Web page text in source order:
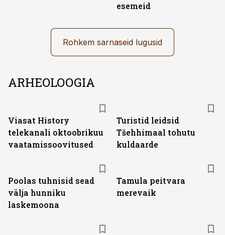
esemeid
Rohkem sarnaseid lugusid
ARHEOLOOGIA
Viasat History
telekanali oktoobrikuu
vaatamissoovitused
Turistid leidsid
Tšehhimaal tohutu
kuldaarde
Poolas tuhnisid sead
välja hunniku
laskemoona
Tamula peitvara
merevaik